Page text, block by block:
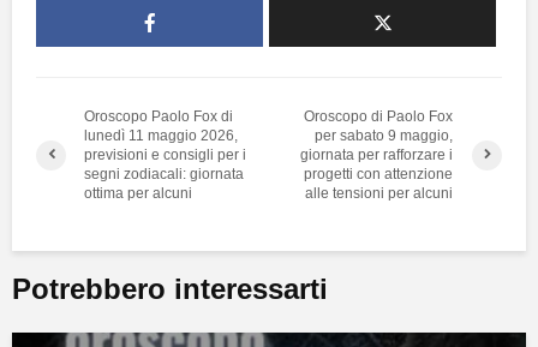
Oroscopo Paolo Fox di
lunedì 11 maggio 2026,
previsioni e consigli per i
segni zodiacali: giornata
ottima per alcuni
Oroscopo di Paolo Fox
per sabato 9 maggio,
giornata per rafforzare i
progetti con attenzione
alle tensioni per alcuni
Potrebbero interessarti